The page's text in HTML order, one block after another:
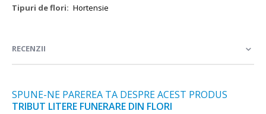
Mai
Hortensie
RECENZII
SPUNE-NE PAREREA TA DESPRE ACEST PRODUS
TRIBUT LITERE FUNERARE DIN FLORI